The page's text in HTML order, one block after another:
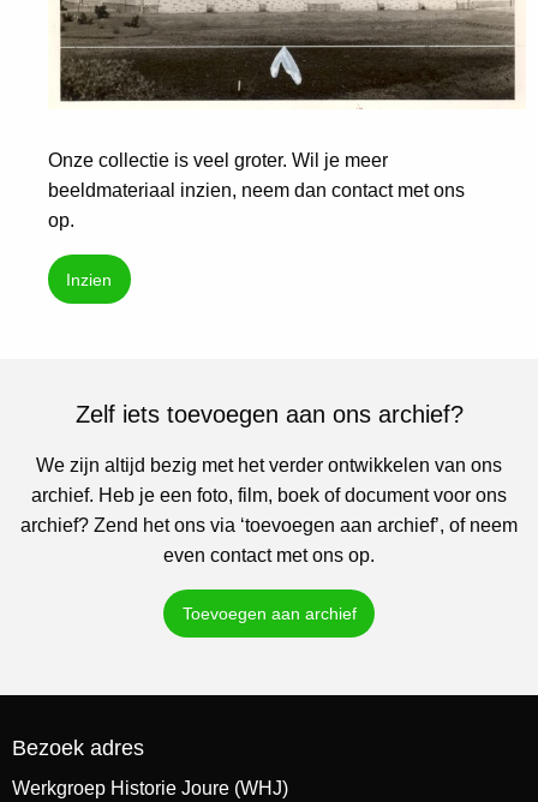
Onze collectie is veel groter. Wil je meer
beeldmateriaal inzien, neem dan contact met ons
op.
Inzien
Zelf iets toevoegen aan ons archief?
We zijn altijd bezig met het verder ontwikkelen van ons
archief. Heb je een foto, film, boek of document voor ons
archief? Zend het ons via ‘toevoegen aan archief’, of neem
even contact met ons op.
Toevoegen aan archief
Bezoek adres
Werkgroep Historie Joure (WHJ)